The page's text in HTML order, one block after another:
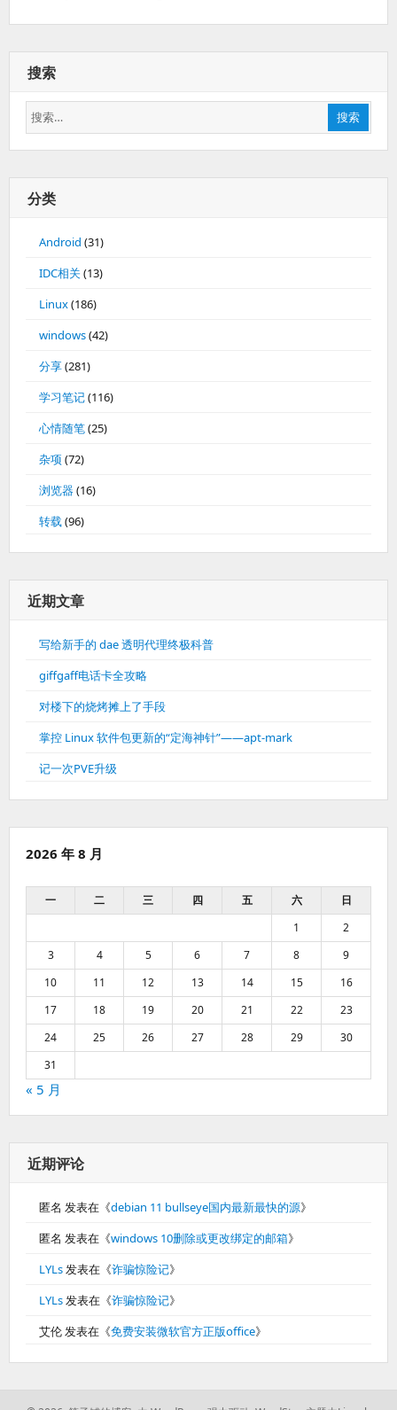
搜索
搜
索：
搜索
分类
Android (31)
IDC相关(13)
Linux(186)
windows(42)
分享(281)
学习笔记(116)
心情随笔(25)
杂项 (72)
浏览器(16)
转载(96)
近期文章
写给新手的 dae 透明代理终极科普
giffgaff电话卡全攻略
对楼下的烧烤摊上了手段
掌控 Linux 软件包更新的“定海神针”——apt-mark
记一次PVE升级
2026 年 8 月
一 二 三 四 五 六
日
1
2
3
4 5 6 7 8
9
10
11 12 13 14 15
16
17
18 19 20 21 22
23
24
25 26 27 28 29
30
31
« 5 月
近期评论
匿名 发表在《debian 11 bullseye国内最新最快的源》
匿名 发表在《windows 10删除或更改绑定的邮箱》
LYLs发表在《诈骗惊险记》
LYLs发表在《诈骗惊险记》
艾伦发表在《免费安装微软官方正版office》